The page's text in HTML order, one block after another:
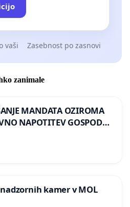
vaši Zasebnost po zasnovi
zanimale
MANDATA OZIROMA
NAPOTITEV GOSPODA
NA VELEPOSLANIŠTVO
V MOSKVI
kamer v MOL